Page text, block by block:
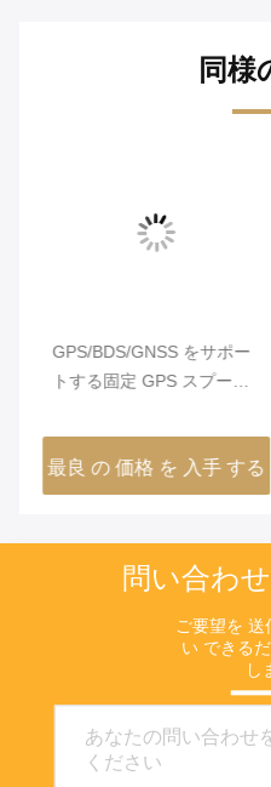
同様
GPS/BDS/GNSS をサポー
トする固定 GPS スプーフ
最良 の 価格 を 入手 する
問い合わ
ご要望を 送
い できる
し